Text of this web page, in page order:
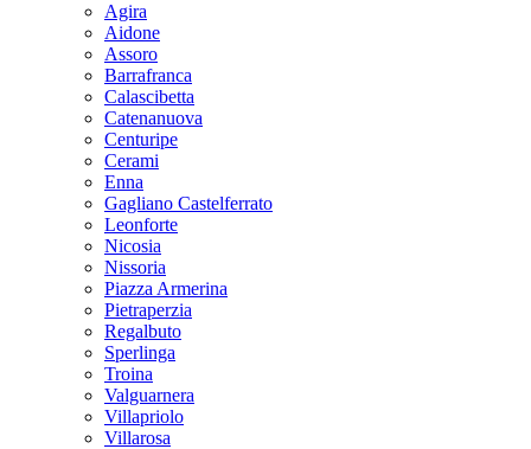
Agira
Aidone
Assoro
Barrafranca
Calascibetta
Catenanuova
Centuripe
Cerami
Enna
Gagliano Castelferrato
Leonforte
Nicosia
Nissoria
Piazza Armerina
Pietraperzia
Regalbuto
Sperlinga
Troina
Valguarnera
Villapriolo
Villarosa